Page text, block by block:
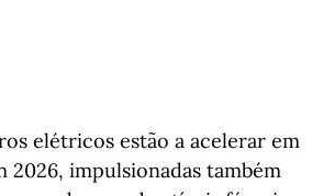
elétricos estão a acelerar em
2026, impulsionadas também